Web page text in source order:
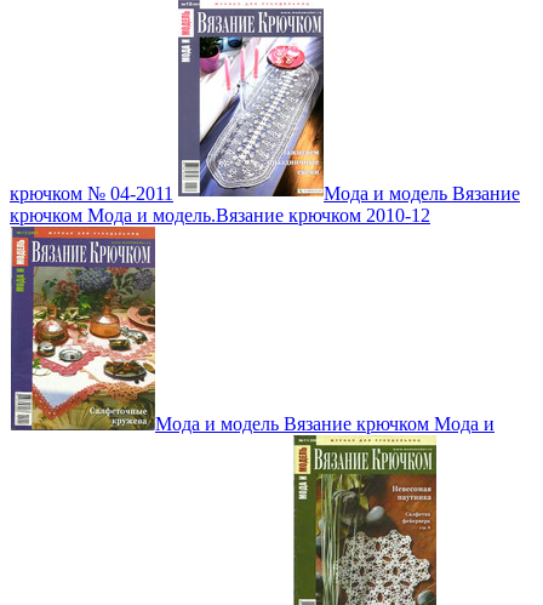
крючком № 04-2011
Мода и модель Вязание
крючком Мода и модель.Вязание крючком 2010-12
Мода и модель Вязание крючком Мода и